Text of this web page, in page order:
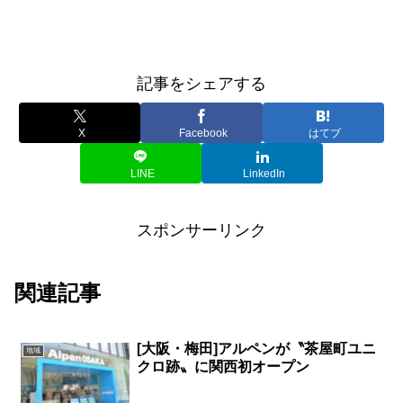
記事をシェアする
X Facebook はてブ
LINE LinkedIn
スポンサーリンク
関連記事
地域
[大阪・梅田]アルペンが〝茶屋町ユニ
クロ跡〟に関西初オープン